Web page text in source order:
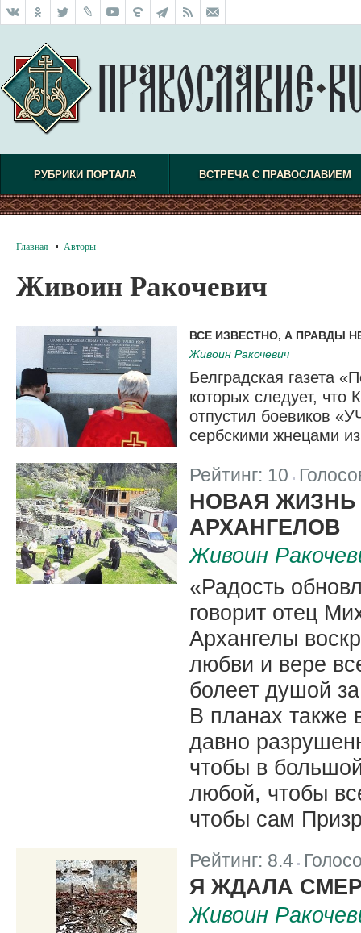
РУБРИКИ ПОРТАЛА ВСТРЕЧА С ПРАВОСЛАВИЕМ
Главная Авторы
Живоин Ракочевич
ВСЕ ИЗВЕСТНО, А ПРАВДЫ
Живоин Ракочевич
Белградская газета
которых следует,
отпустил боевиков
сербскими жнецами
Рейтинг: 10
НОВАЯ
АРХАНГЕЛОВ
Живоин
«Радость
говорит отец
Архангелы
любви и вере
болеет душой
В планах также
давно
чтобы в
любой, чтобы
чтобы сам
Рейтинг: 8.4
Я ЖДАЛА
Живоин